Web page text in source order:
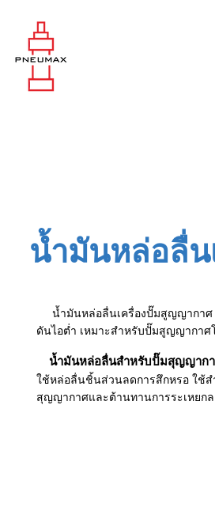
น้ำมันหล่อลื่
น้ำมันหล่อลื่นเครื่องปั๊มสูญญากาศ
ดันไอต่ำ เหมาะสำหรับปั๊มสูญญากาศ
น้ำมันหล่อลื่นสำหรับปั๊มสุญญากา
ใช้หล่อลื่นชิ้นส่วนลดการสึกหรอ ใช้ส
สุญญากาศและต้านทานการระเหยกล